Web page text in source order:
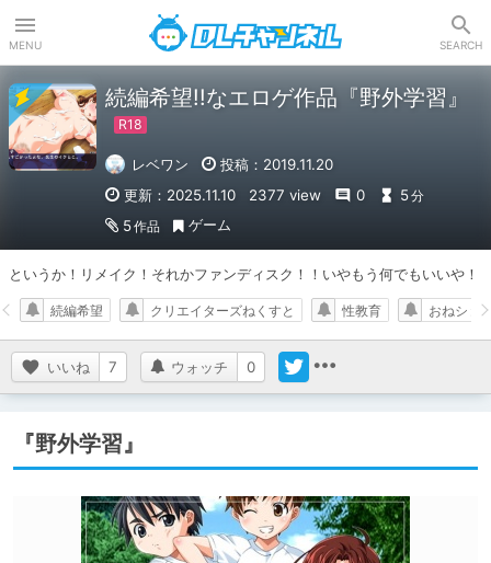
MENU SEARCH
続編希望!!なエロゲ作品『野外学習』
レベワン
投稿：2019.11.20
更新：2025.11.10
2377 view 0 5分
5作品 ゲーム
というか！リメイク！それかファンディスク！！いやもう何でもいいや！
いいね 7 ウォッチ 0
続編希望 クリエイターズねくすと 性教育 おねショ
『野外学習』